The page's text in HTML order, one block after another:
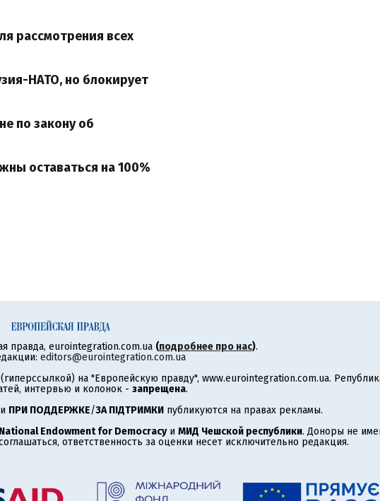
рассмотрения всех
НАТО, но блокирует
по закону об
оставаться на 100%
правда, eurointegration.com.ua (подробнее про нас).
editors@eurointegration.com.ua
на "Европейскую правду", www.eurointegration.com.ua.
интервью и колонок - запрещена.
ПРИ ПОДДЕРЖКЕ/ЗА ПІДТРИМКИ публикуются на правах рекламы.
National Endowment for Democracyи МИД Чешской республики. Доноры не
ответственность за оценки несет исключительно редакция.